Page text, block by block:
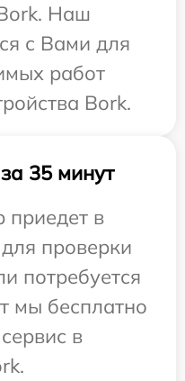
Наш
с Вами для
работ
Bork.
35 минут
в
проверки
потребуется
мы бесплатно
в